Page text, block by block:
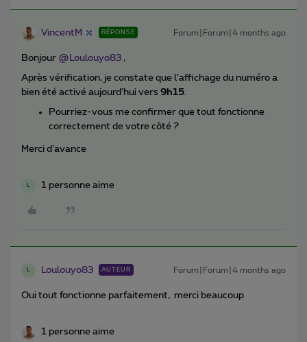
VincentM RÉPONSE Forum|Forum|4 months ago
Bonjour ​ @Loulouyo83 ,
Après vérification, je constate que l’affichage du numéro a
bien été activé aujourd’hui vers 9h15.
Pourriez-vous me confirmer que tout fonctionne
correctement de votre côté ?
Merci d’avance
L 1 personne aime
L Loulouyo83 AUTEUR Forum|Forum|4 months ago
Oui tout fonctionne parfaitement, merci beaucoup
1 personne aime